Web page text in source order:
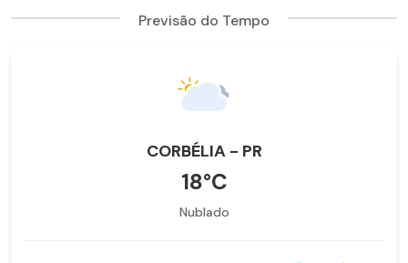
Previsão do Tempo
CORBÉLIA - PR
18°C
Nublado